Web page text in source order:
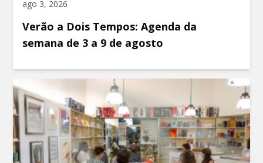
ago 3, 2026
Verão a Dois Tempos: Agenda da
semana de 3 a 9 de agosto